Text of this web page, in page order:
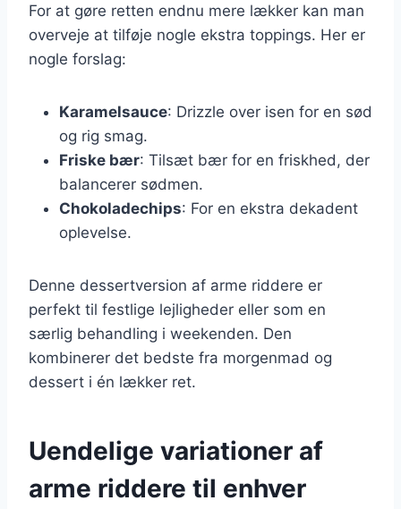
For at gøre retten endnu mere lækker kan man
overveje at tilføje nogle ekstra toppings. Her er
nogle forslag:
Karamelsauce: Drizzle over isen for en sød
og rig smag.
Friske bær: Tilsæt bær for en friskhed, der
balancerer sødmen.
Chokoladechips: For en ekstra dekadent
oplevelse.
Denne dessertversion af arme riddere er
perfekt til festlige lejligheder eller som en
særlig behandling i weekenden. Den
kombinerer det bedste fra morgenmad og
dessert i én lækker ret.
Uendelige variationer af
arme riddere til enhver